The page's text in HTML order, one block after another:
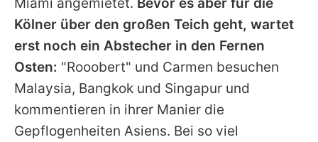
Kölner über den großen Teich geht, wartet
erst noch ein Abstecher in den Fernen
Osten: "Rooobert" und Carmen besuchen
Malaysia, Bangkok und Singapur und
kommentieren in ihrer Manier die
Gepflogenheiten Asiens. Bei so viel